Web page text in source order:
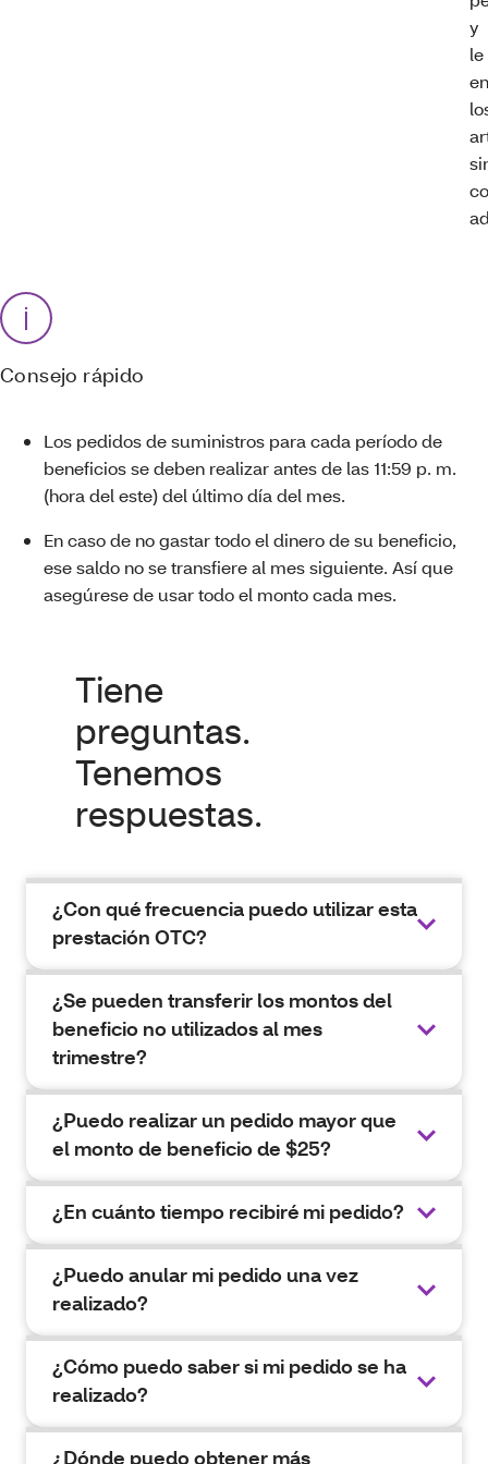
y
le
Consejo rápido
Los pedidos de suministros para cada período de
beneficios se deben realizar antes de las 11:59 p. m.
(hora del este) del último día del mes.
En caso de no gastar todo el dinero de su beneficio,
ese saldo no se transfiere al mes siguiente. Así que
asegúrese de usar todo el monto cada mes.
Tiene
preguntas.
Tenemos
respuestas.
¿Con qué frecuencia puedo utilizar esta
prestación OTC?
¿Se pueden transferir los montos del
beneficio no utilizados al mes
trimestre?
¿Puedo realizar un pedido mayor que
el monto de beneficio de $25?
¿En cuánto tiempo recibiré mi pedido?
¿Puedo anular mi pedido una vez
realizado?
¿Cómo puedo saber si mi pedido se ha
realizado?
¿Dónde puedo obtener más